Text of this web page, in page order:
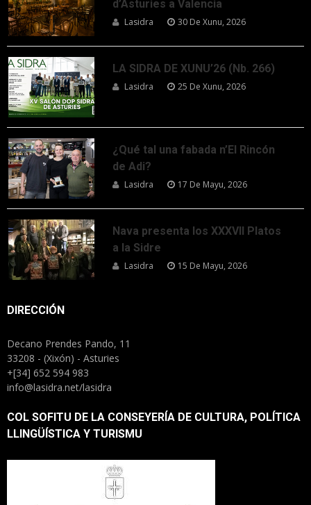
d’Asturies a Valencia
Lasidra 30 De Xunu, 2026
LA SIDRA DE XUNU’26 (Nb. 266)
Lasidra 25 De Xunu, 2026
¿Qué tal una fabada n’El Rincón
de Adi?
Lasidra 17 De Mayu, 2026
Nava presenta los XXXVII Platos
a la Sidre
Lasidra 15 De Mayu, 2026
DIRECCIÓN
Decano Prendes Pando, 11
33208 - (Xixón) - Asturies
+[34] 652 594 983
info@lasidra.net/lasidra
COL SOFITU DE LA CONSEYERÍA DE CULTURA, POLÍTICA
LLINGÜÍSTICA Y TURISMU